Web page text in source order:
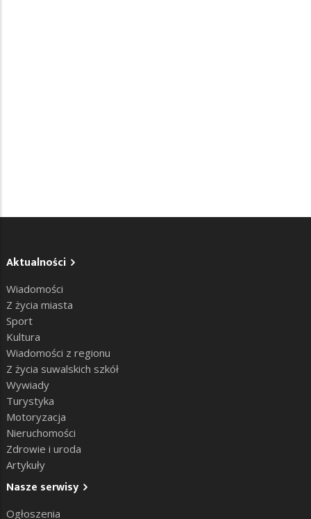
Aktualności
Wiadomości
Z życia miasta
Sport
Kultura
Wiadomości z regionu
Z życia suwalskich szkół
Wywiady
Turystyka
Motoryzacja
Nieruchomości
Zdrowie i uroda
Artykuły
Nasze serwisy
Ogłoszenia